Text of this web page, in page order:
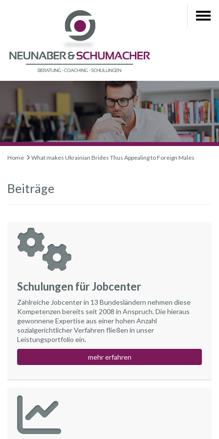
Home What makes Ukrainian Brides Thus Appealing to Foreign Males
Beiträge
Schulungen für Jobcenter
Zahlreiche Jobcenter in 13 Bundesländern nehmen diese
Kompetenzen bereits seit 2008 in Anspruch. Die hieraus
gewonnene Expertise aus einer hohen Anzahl
sozialgerichtlicher Verfahren fließen in unser
Leistungsportfolio ein.
mehr erfahren